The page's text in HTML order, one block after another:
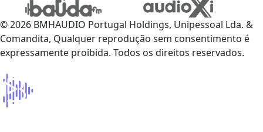
© 2026 BMHAUDIO Portugal Holdings, Unipessoal Lda. &
Comandita, Qualquer reprodução sem consentimento é
expressamente proibida. Todos os direitos reservados.